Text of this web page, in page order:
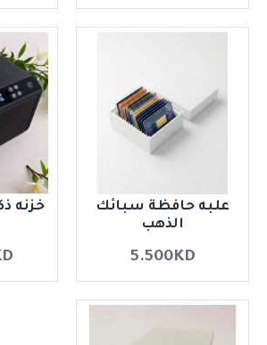
علبه حافظة سبائك
الذهب
5.500KD
خزنه